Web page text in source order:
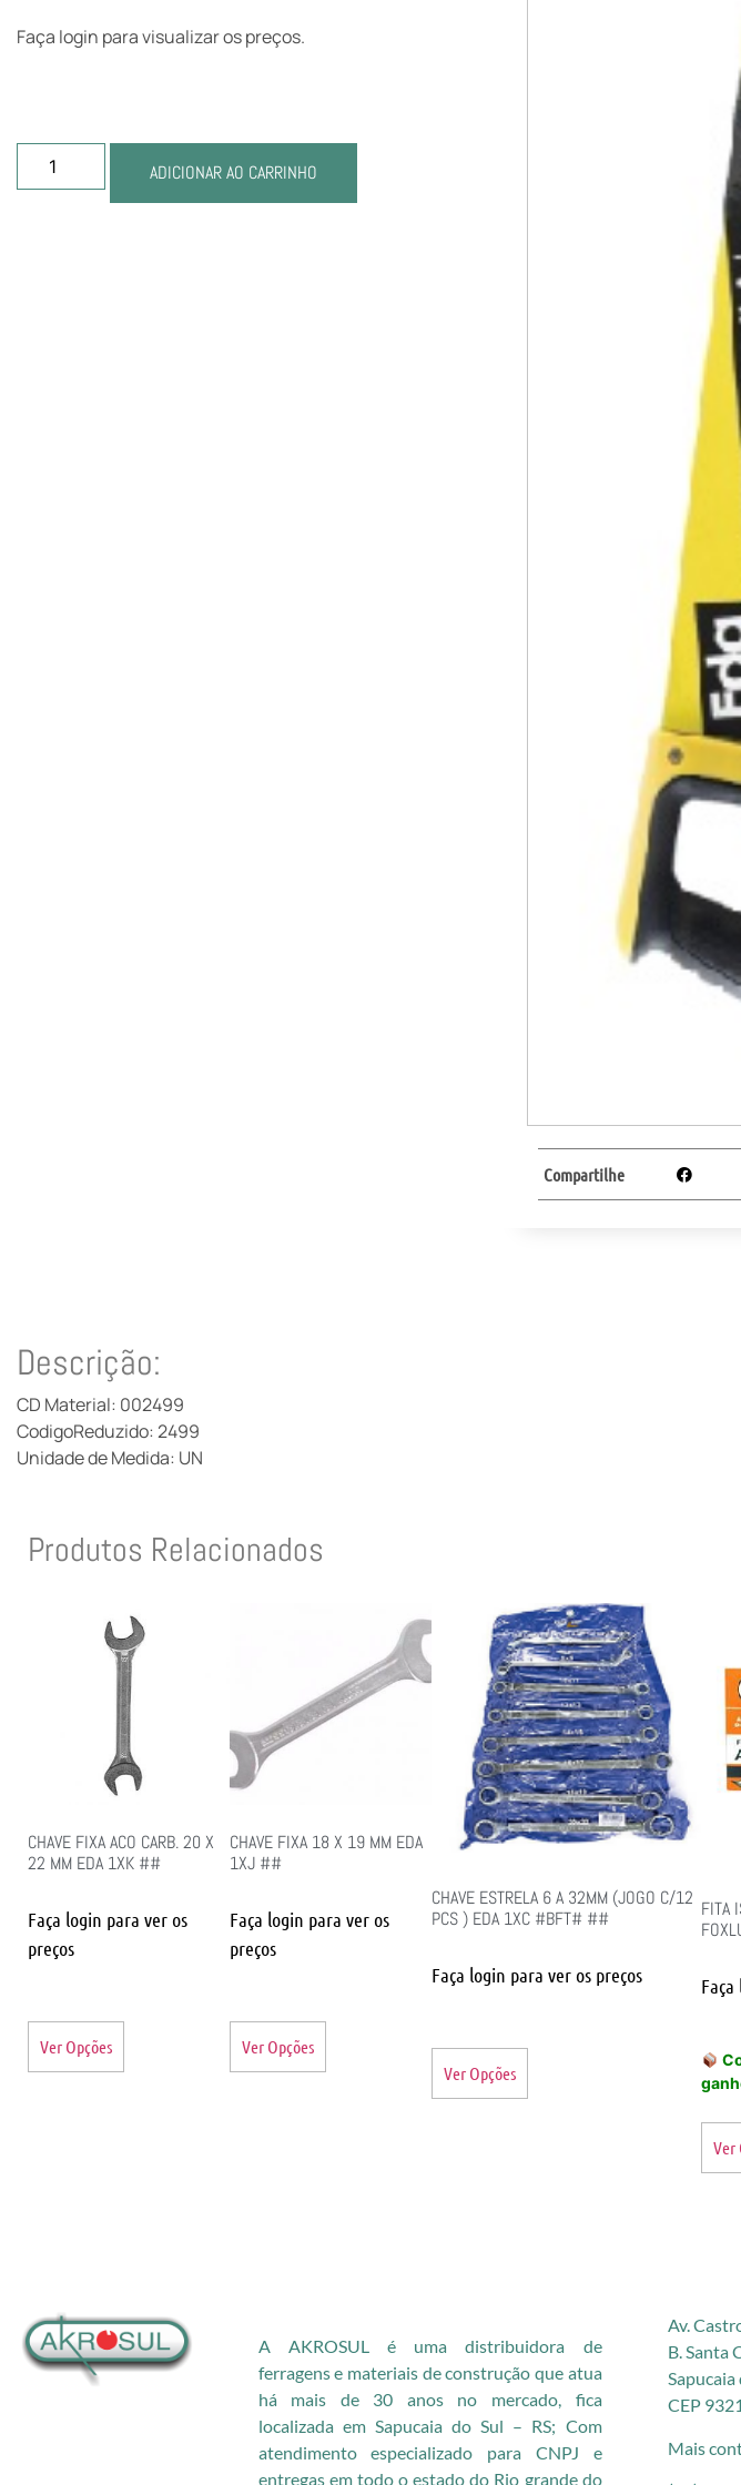
Faça login para visualizar os preços.
ADICIONAR AO CARRINHO
Compartilhe
Descrição:
CD Material: 002499
CodigoReduzido: 2499
Unidade de Medida: UN
Produtos Relacionados
CHAVE FIXA ACO CARB. 20 X
22 MM EDA 1XK ##
Faça login para ver os
preços
Ver Opções
CHAVE FIXA 18 X 19 MM EDA
1XJ ##
Faça login para ver os
preços
Ver Opções
CHAVE ESTRELA 6 A 32MM (JOGO C/12
PCS ) EDA 1XC #BFT# ##
Faça login para ver os preços
Ver Opções
FITA
Ver
A AKROSUL é uma distribuidora de
ferragens e materiais de construção que atua
há mais de 30 anos no mercado, fica
localizada em Sapucaia do Sul – RS; Com
atendimento especializado para CNPJ e
entregas em todo o estado do Rio grande do
Av.
B. Santa
Sapucaia
CEP
Mais